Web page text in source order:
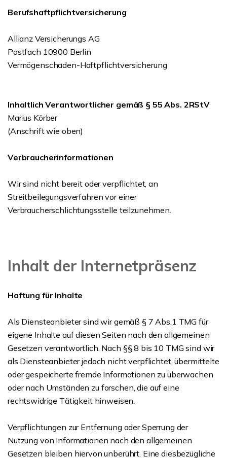
Berufshaftpflichtversicherung
Allianz Versicherungs AG
Postfach 10900 Berlin
Vermögenschaden-Haftpflichtversicherung
Inhaltlich Verantwortlicher gemäß § 55 Abs. 2RStV
Marius Körber
(Anschrift wie oben)
Verbraucherinformationen
Wir sind nicht bereit oder verpflichtet, an
Streitbeilegungsverfahren vor einer
Verbraucherschlichtungsstelle teilzunehmen.
Inhalt der Internetpräsenz
Haftung für Inhalte
Als Diensteanbieter sind wir gemäß § 7 Abs.1 TMG für
eigene Inhalte auf diesen Seiten nach den allgemeinen
Gesetzen verantwortlich. Nach §§ 8 bis 10 TMG sind wir
als Diensteanbieter jedoch nicht verpflichtet, übermittelte
oder gespeicherte fremde Informationen zu überwachen
oder nach Umständen zu forschen, die auf eine
rechtswidrige Tätigkeit hinweisen.
Verpflichtungen zur Entfernung oder Sperrung der
Nutzung von Informationen nach den allgemeinen
Gesetzen bleiben hiervon unberührt. Eine diesbezügliche